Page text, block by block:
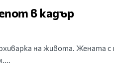
в кадър
на живота. Жената с